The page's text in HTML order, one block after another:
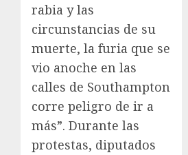
rabia y las
circunstancias de su
muerte, la furia que se
vio anoche en las
calles de Southampton
corre peligro de ir a
más”. Durante las
protestas, diputados